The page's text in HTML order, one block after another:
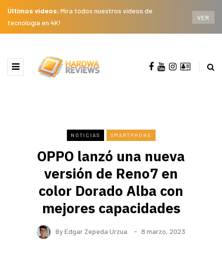
Últimos videos: Mira todos nuestros videos de
tecnología en 4K!
VER
NOTICIAS SMARTPHONE
OPPO lanzó una nueva
versión de Reno7 en
color Dorado Alba con
mejores capacidades
ByEdgar Zepeda Urzua 8 marzo, 2023